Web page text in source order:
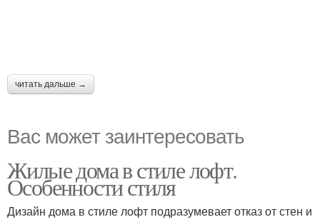
читать дальше →
Вас может заинтересовать
Жилые дома в стиле лофт.
Особенности стиля
Дизайн дома в стиле лофт подразумевает отказ от стен и